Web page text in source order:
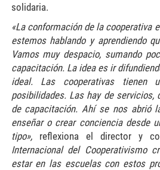
solidaria.
«La conformación de la cooperativa
estemos hablando y aprendiendo
Vamos muy despacio, sumando
capacitación. La idea es ir
ideal. Las cooperativas tienen
posibilidades. Las hay de servicios,
de capacitación. Ahí se nos abrió
enseñar o crear conciencia desde
tipo»,reflexiona el director y
Internacional del Cooperativismo
estar en las escuelas con estos